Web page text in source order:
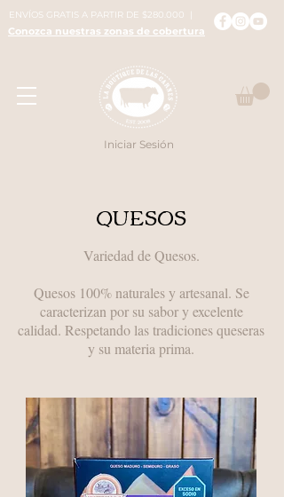
ENVÍOS GRATIS A PARTIR DE $280.000 |
Conozca nuestras zonas de cobertura
Iniciar Sesión
QUESOS
Variedad de Quesos.
Quesos 100% naturales y artesanal. Se
caracterizan por su sabor y excelente
calidad. Respetando las tradiciones queseras
y su materia prima.